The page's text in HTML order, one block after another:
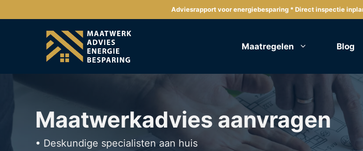
naar
Adviesrapport voor energiebesparing * Direct inspectie
Maatregelen Blog
Maatwerkadvies aanvragen
• Deskundige specialisten aan huis